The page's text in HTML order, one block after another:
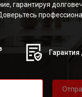
гарантируя